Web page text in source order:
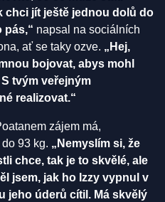
chci jít ještě jednou dolů do
pás,“ napsal na sociálních
ať se taky ozve. „Hej,
bojovat, abys mohl
tvým veřejným
realizovat.“
zájem má,
93 kg. „Nemyslím si, že
chce, tak je to skvělé, ale
jsem, jak ho Izzy vypnul v
jeho úderů cítil. Má skvělý